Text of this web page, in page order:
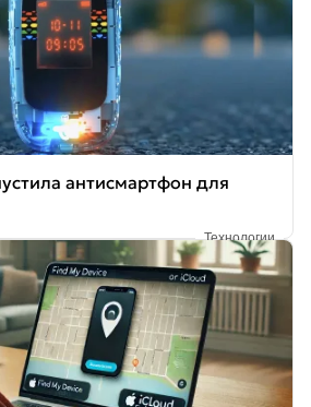
антисмартфон для
Технологии